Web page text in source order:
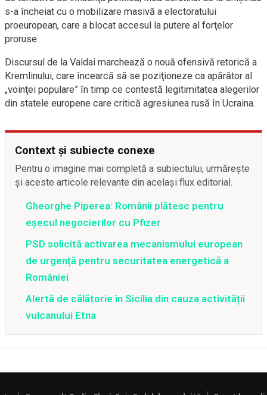
s-a încheiat cu o mobilizare masivă a electoratului
proeuropean, care a blocat accesul la putere al forţelor
proruse.
Discursul de la Valdai marchează o nouă ofensivă retorică a
Kremlinului, care încearcă să se poziţioneze ca apărător al
„voinţei populare” în timp ce contestă legitimitatea alegerilor
din statele europene care critică agresiunea rusă în Ucraina.
Context și subiecte conexe
Pentru o imagine mai completă a subiectului, urmărește
și aceste articole relevante din același flux editorial.
Gheorghe Piperea: Românii plătesc pentru
eșecul negocierilor cu Pfizer
PSD solicită activarea mecanismului european
de urgență pentru securitatea energetică a
României
Alertă de călătorie în Sicilia din cauza activității
vulcanului Etna